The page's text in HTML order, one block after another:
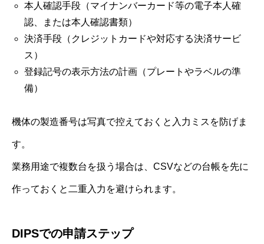
本人確認手段（マイナンバーカード等の電子本人確
認、または本人確認書類）
決済手段（クレジットカードや対応する決済サービ
ス）
登録記号の表示方法の計画（プレートやラベルの準
備）
機体の製造番号は写真で控えておくと入力ミスを防げま
す。
業務用途で複数台を扱う場合は、CSVなどの台帳を先に
作っておくと二重入力を避けられます。
DIPSでの申請ステップ